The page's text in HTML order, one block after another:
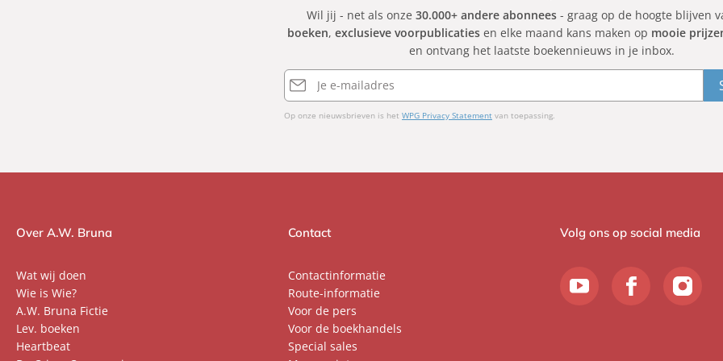
Wil jij - net als onze30.000+ andere abonnees - graag op de hoogte blijven
boeken,exclusieve voorpublicaties en elke maand kans maken op mooie
en ontvang het laatste boekennieuws in je inbox.
E-
mailadres
Op onze nieuwsbrieven is het WPG Privacy Statementvan toepassing.
Over A.W. Bruna
Wat wij doen
Wie is Wie?
A.W. Bruna Fictie
Lev. boeken
Heartbeat
Contact
Contactinformatie
Route-informatie
Voor de pers
Voor de boekhandels
Special sales
Volg ons op social media